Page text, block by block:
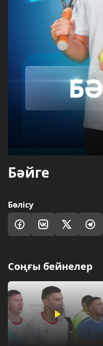
Бәйге
Бөлісу
Соңғы бейнелер